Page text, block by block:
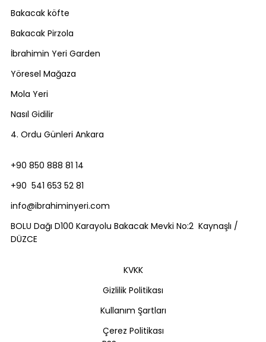
Bakacak köfte
Bakacak Pirzola
İbrahimin Yeri Garden
Yöresel Mağaza
Mola Yeri
Nasıl Gidilir
4. Ordu Günleri Ankara
+90 850 888 81 14
+90 541 653 52 81
info@ibrahiminyeri.com
BOLU Dağı D100 Karayolu Bakacak Mevki No:2 Kaynaşlı /
DÜZCE
KVKK
Gizlilik Politikası
Kullanım Şartları
Çerez Politikası